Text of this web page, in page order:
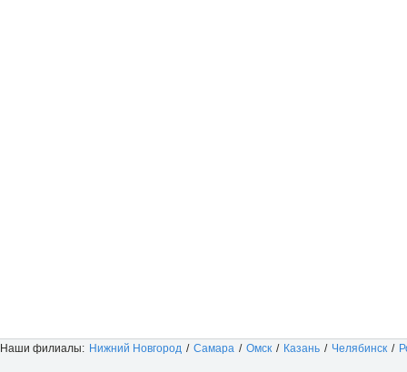
Наши филиалы: Нижний Новгород / Самара / Омск / Казань / Челябинск /